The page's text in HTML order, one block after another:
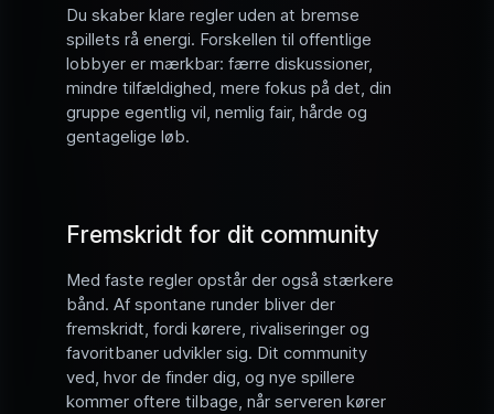
Du skaber klare regler uden at bremse
spillets rå energi. Forskellen til offentlige
lobbyer er mærkbar: færre diskussioner,
mindre tilfældighed, mere fokus på det, din
gruppe egentlig vil, nemlig fair, hårde og
gentagelige løb.
Fremskridt for dit community
Med faste regler opstår der også stærkere
bånd. Af spontane runder bliver der
fremskridt, fordi kørere, rivaliseringer og
favoritbaner udvikler sig. Dit community
ved, hvor de finder dig, og nye spillere
kommer oftere tilbage, når serveren kører